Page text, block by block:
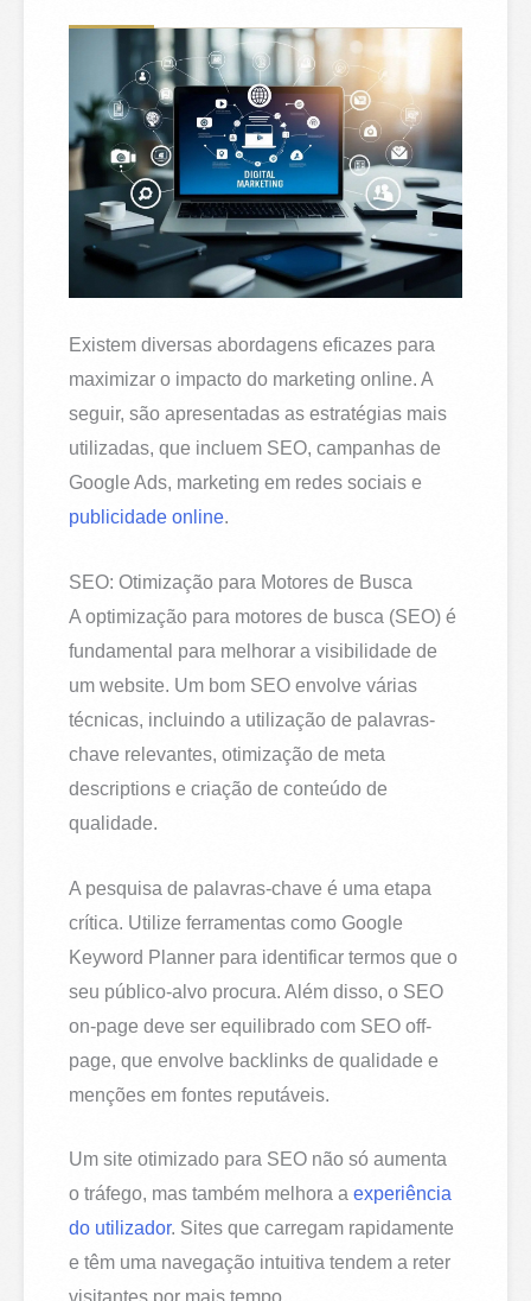
Existem diversas abordagens eficazes para
maximizar o impacto do marketing online. A
seguir, são apresentadas as estratégias mais
utilizadas, que incluem SEO, campanhas de
Google Ads, marketing em redes sociais e
publicidade online.
SEO: Otimização para Motores de Busca
A optimização para motores de busca (SEO) é
fundamental para melhorar a visibilidade de
um website. Um bom SEO envolve várias
técnicas, incluindo a utilização de palavras-
chave relevantes, otimização de meta
descriptions e criação de conteúdo de
qualidade.
A pesquisa de palavras-chave é uma etapa
crítica. Utilize ferramentas como Google
Keyword Planner para identificar termos que o
seu público-alvo procura. Além disso, o SEO
on-page deve ser equilibrado com SEO off-
page, que envolve backlinks de qualidade e
menções em fontes reputáveis.
Um site otimizado para SEO não só aumenta
o tráfego, mas também melhora aexperiência
do utilizador. Sites que carregam rapidamente
e têm uma navegação intuitiva tendem a reter